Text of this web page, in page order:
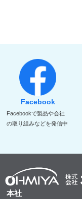
Facebook
Facebookで製品や会社
の取り組みなどを発信中
本社